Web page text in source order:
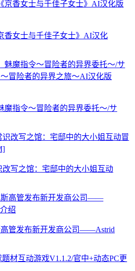
香女士与千佳子女士》AI汉化
魔指令～冒险者的异界委托～/サ
改写之馆：宅邸中的大小姐互动
管发布新开发商公司——Astrid